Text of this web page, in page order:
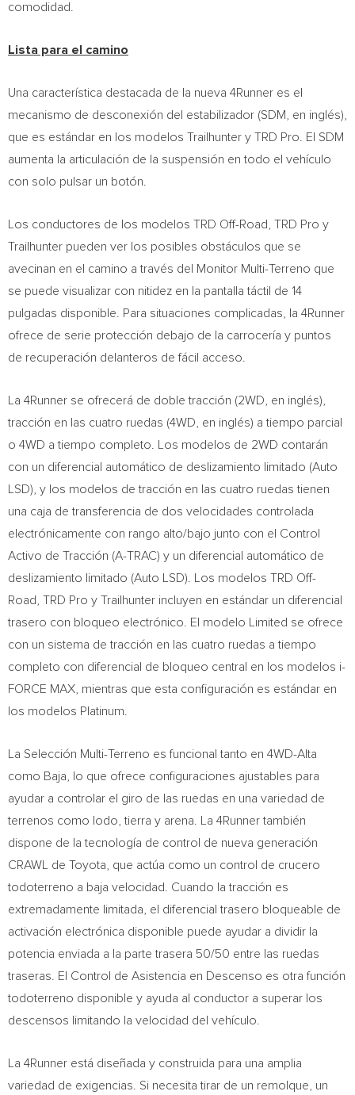
comodidad.
Lista para el camino
Una característica destacada de la nueva 4Runner es el
mecanismo de desconexión del estabilizador (SDM, en inglés),
que es estándar en los modelos Trailhunter y TRD Pro. El SDM
aumenta la articulación de la suspensión en todo el vehículo
con solo pulsar un botón.
Los conductores de los modelos TRD Off-Road, TRD Pro y
Trailhunter pueden ver los posibles obstáculos que se
avecinan en el camino a través del Monitor Multi-Terreno que
se puede visualizar con nitidez en la pantalla táctil de 14
pulgadas disponible. Para situaciones complicadas, la 4Runner
ofrece de serie protección debajo de la carrocería y puntos
de recuperación delanteros de fácil acceso.
La 4Runner se ofrecerá de doble tracción (2WD, en inglés),
tracción en las cuatro ruedas (4WD, en inglés) a tiempo parcial
o 4WD a tiempo completo. Los modelos de 2WD contarán
con un diferencial automático de deslizamiento limitado (Auto
LSD), y los modelos de tracción en las cuatro ruedas tienen
una caja de transferencia de dos velocidades controlada
electrónicamente con rango alto/bajo junto con el Control
Activo de Tracción (A-TRAC) y un diferencial automático de
deslizamiento limitado (Auto LSD). Los modelos TRD Off-
Road, TRD Pro y Trailhunter incluyen en estándar un diferencial
trasero con bloqueo electrónico. El modelo Limited se ofrece
con un sistema de tracción en las cuatro ruedas a tiempo
completo con diferencial de bloqueo central en los modelos i-
FORCE MAX, mientras que esta configuración es estándar en
los modelos Platinum.
La Selección Multi-Terreno es funcional tanto en 4WD-Alta
como Baja , lo que ofrece configuraciones ajustables para
ayudar a controlar el giro de las ruedas en una variedad de
terrenos como lodo, tierra y arena. La 4Runner también
dispone de la tecnología de control de nueva generación
CRAWL de Toyota, que actúa como un control de crucero
todoterreno a baja velocidad. Cuando la tracción es
extremadamente limitada, el diferencial trasero bloqueable de
activación electrónica disponible puede ayudar a dividir la
potencia enviada a la parte trasera 50/50 entre las ruedas
traseras. El Control de Asistencia en Descenso es otra función
todoterreno disponible y ayuda al conductor a superar los
descensos limitando la velocidad del vehículo.
La 4Runner está diseñada y construida para una amplia
variedad de exigencias. Si necesita tirar de un remolque, un